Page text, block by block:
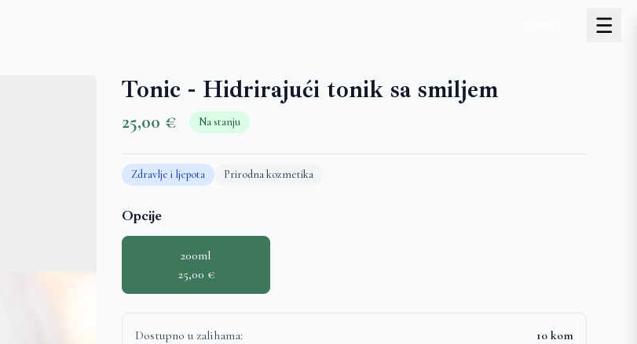
Tonic - Hidrirajući tonik sa smiljem
25,00 € Na stanju
Zdravlje i ljepota Prirodna kozmetika
Opcije
200ml
25,00 €
Dostupno u zalihama: 10 kom